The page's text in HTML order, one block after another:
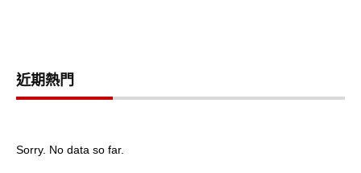
近期熱門
Sorry. No data so far.